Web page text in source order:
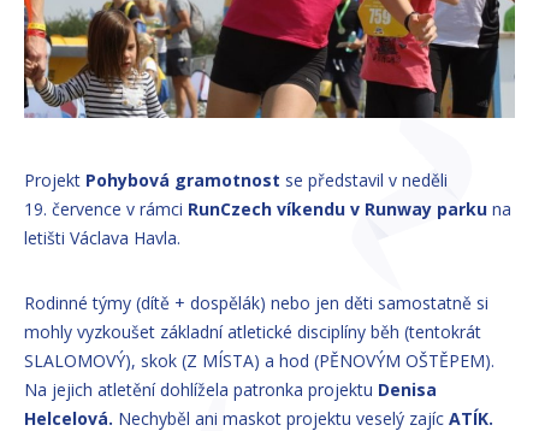
Projekt Pohybová gramotnost se představil v neděli
19. července v rámci RunCzech víkendu v Runway parku na
letišti Václava Havla.
Rodinné týmy (dítě + dospělák) nebo jen děti samostatně si
mohly vyzkoušet základní atletické disciplíny běh (tentokrát
SLALOMOVÝ), skok (Z MÍSTA) a hod (PĚNOVÝM OŠTĚPEM).
Na jejich atletění dohlížela patronka projektu Denisa
Helcelová. Nechyběl ani maskot projektu veselý zajíc ATÍK.